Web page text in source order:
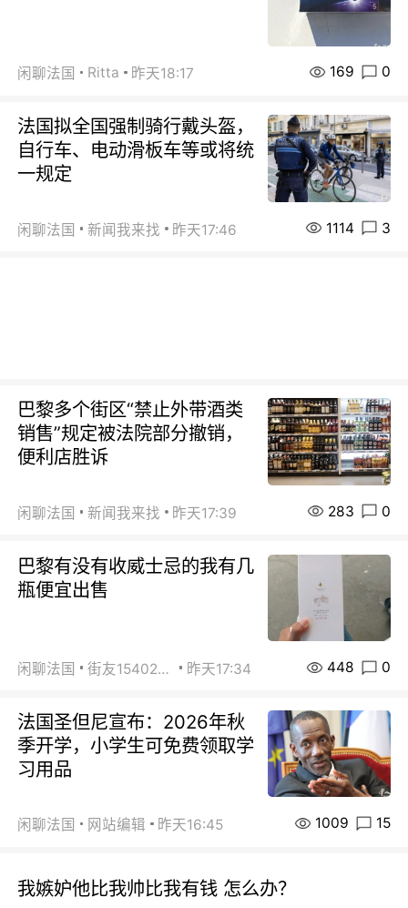
闲聊法国 Ritta 昨天18:17 169 0
法国拟全国强制骑行戴头盔，
自行车、电动滑板车等或将统
一规定
闲聊法国 新闻我来找 昨天17:46 1114 3
巴黎多个街区“禁止外带酒类
销售”规定被法院部分撤销，
便利店胜诉
闲聊法国 新闻我来找 昨天17:39 283 0
巴黎有没有收威士忌的我有几
瓶便宜出售
闲聊法国 街友15402223 昨天17:34 448 0
法国圣但尼宣布：2026年秋
季开学，小学生可免费领取学
习用品
闲聊法国 网站编辑 昨天16:45 1009 15
我嫉妒他比我帅比我有钱 怎么办？